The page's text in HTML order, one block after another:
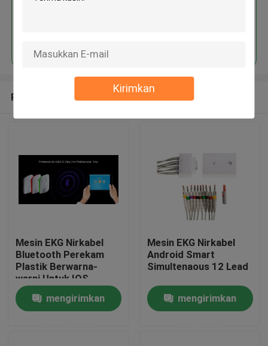
Kirimkan
Rekomendasi Produk
Mesin EKG Nirkabel
Bluetooth Perekam
Plastik Berwarna-
warni Untuk IOS
mengirimkan
Mesin EKG Nirkabel
Android Smart
Simultenaous 12 Lead
mengirimkan